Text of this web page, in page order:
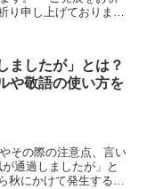
り申し上げておりま
ましたが」とは？
や敬語の使い方を
その際の注意点、言い
通過しましたが」と
秋にかけて発生する台